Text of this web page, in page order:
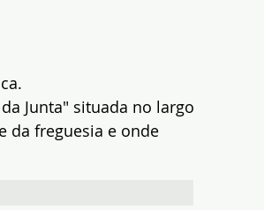
Junta" situada no largo
da freguesia e onde